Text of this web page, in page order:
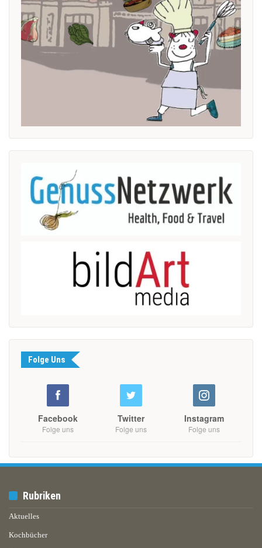
Folge Uns
Facebook
Folge uns
Twitter
Folge uns
Instagram
Folge uns
Rubriken
Aktuelles
Kochbücher